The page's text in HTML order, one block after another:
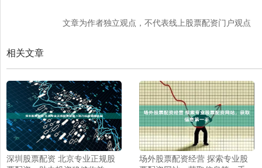
文章为作者独立观点，不代表线上股票配资门户观点
相关文章
深圳股票配资 北京专业正规股
场外股票配资经营 探索专业股